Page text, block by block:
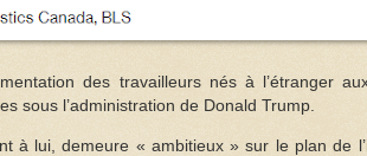
des travailleurs nés à l’étranger
sous l’administration de Donald Trump.
à lui, demeure « ambitieux » sur le plan de